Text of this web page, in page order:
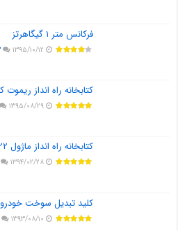
فرکانس متر ۱ گیگاهرتز
۱۳۹۵/۱۰/۱۲
کتابخانه راه انداز
۱۳۹۵/۰۸/۲۹
کتابخانه راه انداز ماژول MFRC۵۲۲
۱۳۹۴/۰۲/۲۸
کلید تبدیل سوخت خودرو
۱۳۹۳/۰۸/۱۰